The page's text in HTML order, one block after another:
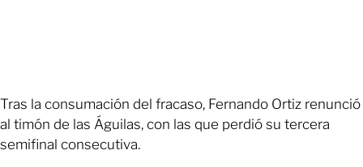
Tras la consumación del fracaso, Fernando Ortiz renunció
al timón de las Águilas, con las que perdió su tercera
semifinal consecutiva.